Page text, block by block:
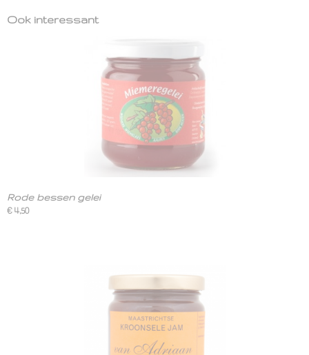
Ook interessant
Rode bessen gelei
€ 4,50